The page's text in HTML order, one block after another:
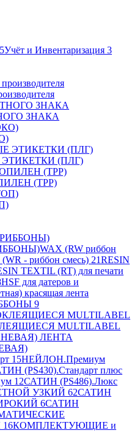
Учёт и Инвентаризация 3
ЗНАКА
(ПЛГ)
(TPP)
WAX (RW риббон
- риббон смесь) 21RESIN
TEXTIL (RT) для печати
HSF для датеров и
красящая лента
9
MULTILABEL
15НЕЙЛОН.Премиум
(PS430).Стандарт плюс
12САТИН (PS486).Люкс
УЗКИЙ 62САТИН
6САТИН
16КОМПЛЕКТУЮЩИЕ и